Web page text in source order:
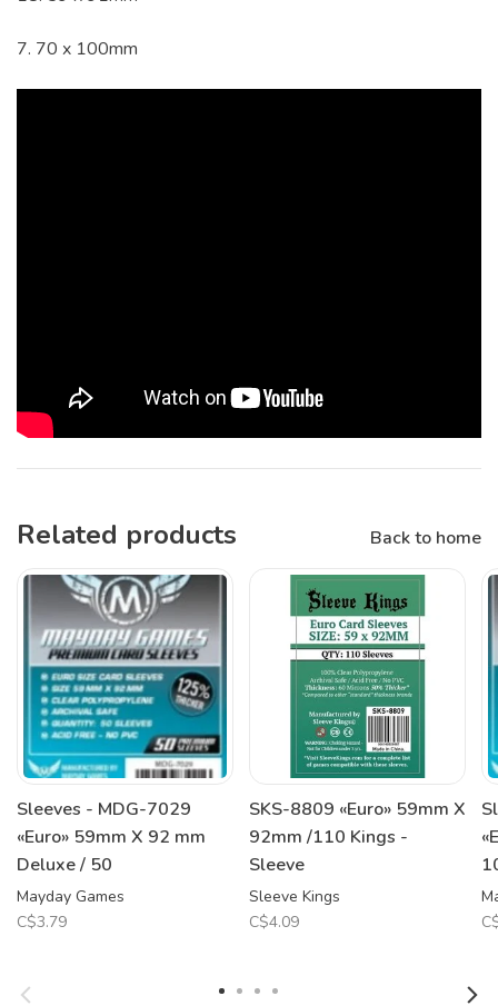
7. 70 x 100mm
Related products Back to home
Sleeves - MDG-7029
«Euro» 59mm X 92 mm
Deluxe / 50
Mayday Games
C$3.79
SKS-8809 «Euro» 59mm X
92mm /110 Kings -
Sleeve
Sleeve Kings
C$4.09